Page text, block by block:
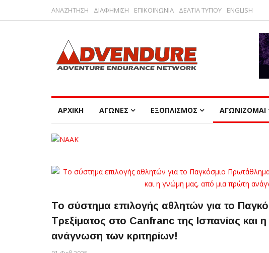
ΑΝΑΖΗΤΗΣΗ ΔΙΑΦΗΜΙΣΗ ΕΠΙΚΟΙΝΩΝΙΑ ΔΕΛΤΙΑ ΤΥΠΟΥ ENGLISH
ΑΡΧΙΚΗ ΑΓΩΝΕΣ ΕΞΟΠΛΙΣΜΟΣ ΑΓΩΝΙΖΟΜΑΙ
Το σύστημα επιλογής αθλητών για το
Τρεξίματος στο Canfranc της Ισπανίας
ανάγνωση των κριτηρίων!